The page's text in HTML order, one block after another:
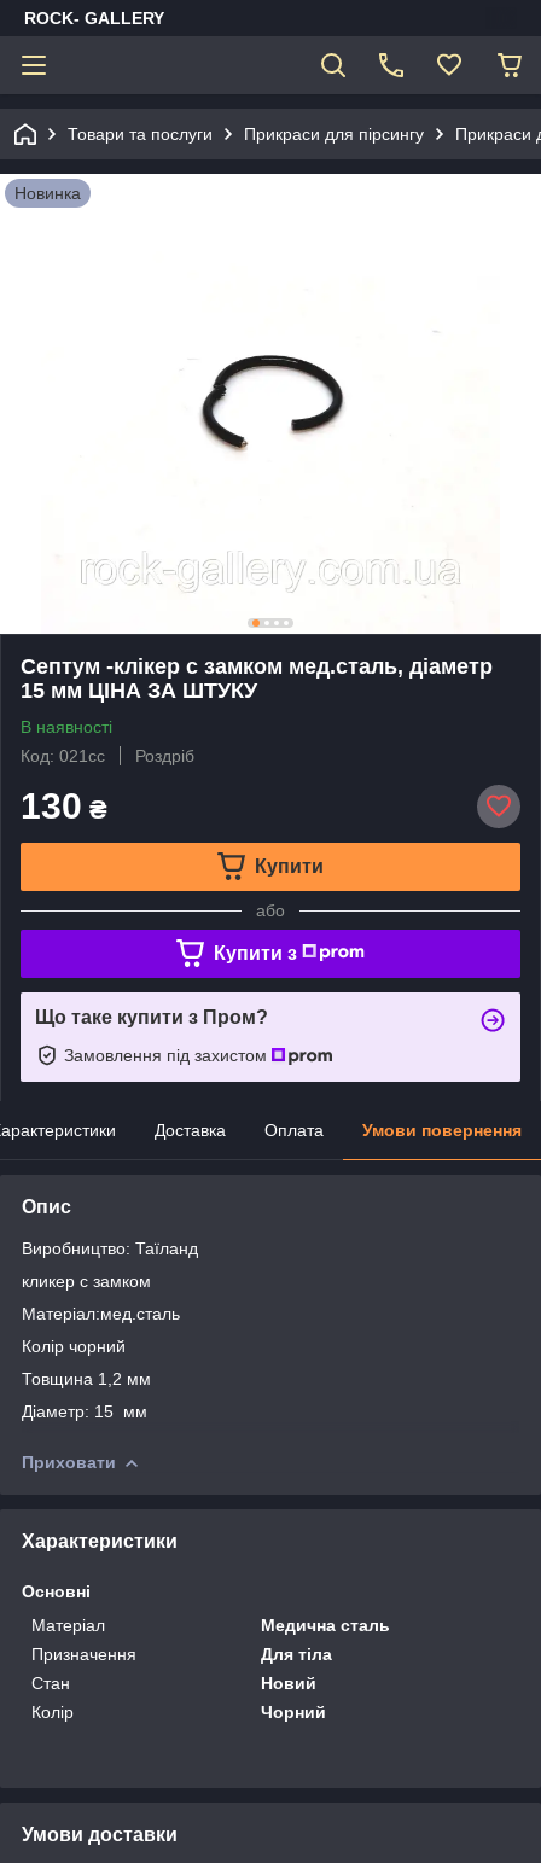
ROCK- GALLERY
Товари та послуги Прикраси для пірсингу Прикраси
Новинка
Септум -клікер с замком мед.сталь, діаметр
15 мм ЦIНА ЗА ШТУКУ
В наявності
Код: 021сс
Роздріб
130 ₴
Купити
або
Купити з
Що таке купити з Пром?
Замовлення під захистом
Доставка Оплата Умови повернення
Опис
Виробництво: Таїланд
кликер с замком
Матеріал:мед.сталь
Колір чорний
Товщина 1,2 мм
Діаметр: 15 мм
Приховати
Характеристики
Основні
Матеріал
Медична сталь
Призначення
Для тіла
Стан
Новий
Колір
Чорний
Умови доставки